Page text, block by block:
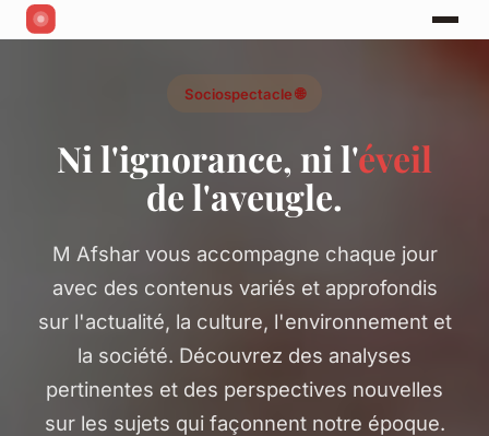
Sociospectacle 🌐
Ni l'ignorance, ni l'éveil
de l'aveugle.
M Afshar vous accompagne chaque jour
avec des contenus variés et approfondis
sur l'actualité, la culture, l'environnement et
la société. Découvrez des analyses
pertinentes et des perspectives nouvelles
sur les sujets qui façonnent notre époque.